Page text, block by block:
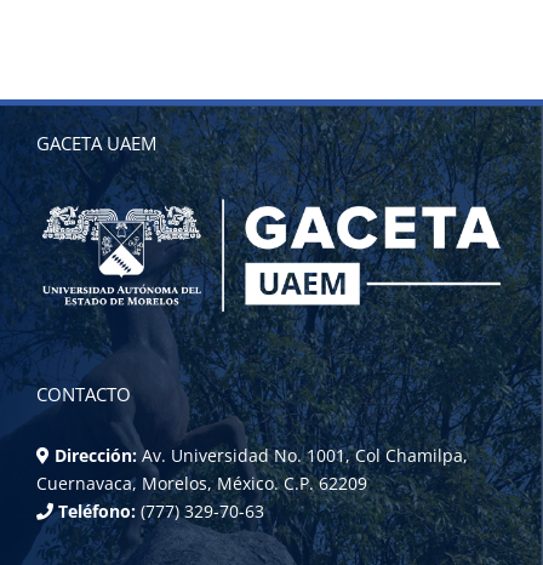
GACETA UAEM
CONTACTO
Dirección: Av. Universidad No. 1001, Col Chamilpa,
Cuernavaca, Morelos, México. C.P. 62209
Teléfono: (777) 329-70-63